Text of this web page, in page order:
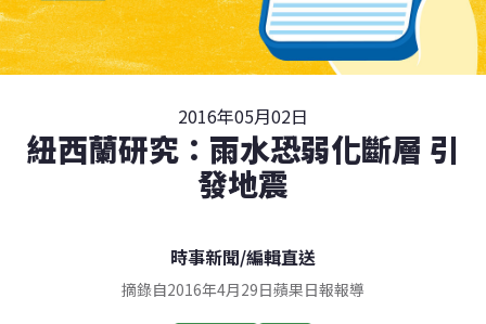
2016年05月02日
紐西蘭研究：雨水恐弱化斷層 引
發地震
時事新聞/編輯直送
摘錄自2016年4月29日蘋果日報報導